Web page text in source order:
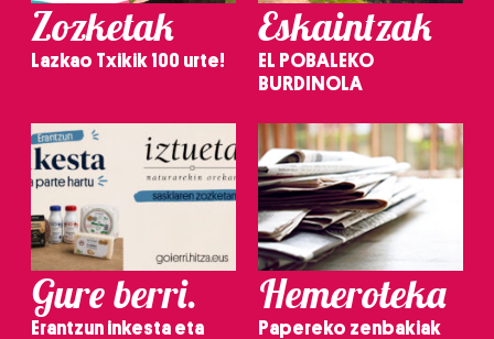
Zozketak
Lazkao Txikik 100 urte!
Eskaintzak
EL POBALEKO
BURDINOLA
Gure berri.
Erantzun inkesta eta
Hemeroteka
Papereko zenbakiak